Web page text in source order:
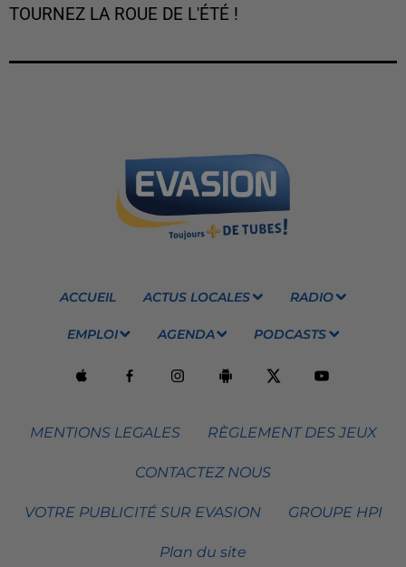
TOURNEZ LA ROUE DE L'ÉTÉ !
ACCUEIL ACTUS LOCALES RADIO
EMPLOI AGENDA PODCASTS
MENTIONS LEGALES RÈGLEMENT DES JEUX
CONTACTEZ NOUS
VOTRE PUBLICITÉ SUR EVASION GROUPE HPI
Plan du site